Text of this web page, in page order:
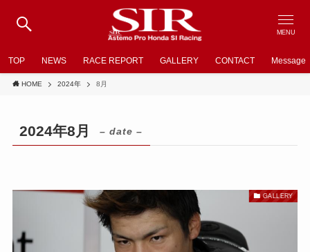
MENU
TOP NEWS RACE REPORT GALLERY CONTACT Message
HOME 2024年 8月
2024年8月 – date –
GALLERY